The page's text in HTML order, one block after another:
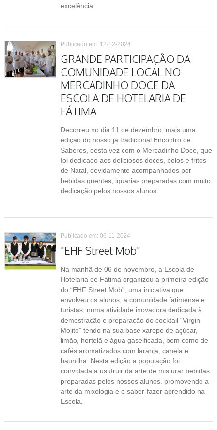
excelência.
Publicado em: 12-12-2024
GRANDE PARTICIPAÇÃO DA
COMUNIDADE LOCAL NO
MERCADINHO DOCE DA
ESCOLA DE HOTELARIA DE
FÁTIMA
Decorreu no dia 11 de dezembro, mais uma
edição do nosso já tradicional Encontro de
Saberes, desta vez com o Mercadinho Doce, que
foi dedicado aos deliciosos doces, bolos e fritos
de Natal, devidamente acompanhados por
bebidas quentes, iguarias preparadas com muito
dedicação pelos nossos alunos.
Publicado em: 06-11-2024
"EHF Street Mob"
Na manhã de 06 de novembro, a Escola de
Hotelaria de Fátima organizou a primeira edição
do “EHF Street Mob”, uma iniciativa que
envolveu os alunos, a comunidade fatimense e
turistas, numa atividade inovadora dedicada à
demostração e preparação do cocktail “Virgin
Mojito” tendo na sua base xarope de açúcar,
limão, hortelã e água gaseificada, bem como de
cafés aromatizados com laranja, canela e
baunilha. Nesta edição a população foi
convidada a usufruir da arte de misturar bebidas
preparadas pelos nossos alunos, promovendo a
arte da mixologia e o saber-fazer aprendido na
Escola.